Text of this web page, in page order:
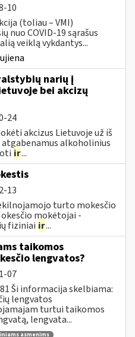
10
(toliau – VMI)
nuo COVID-19 sąrašus
veiklą vykdantys...
narių į
bei akcizų
24
akcizus Lietuvoje už iš
alkoholinius
ir...
13
turto mokesčio
mokėtojai -
fiziniai ir...
taikomos
lengvatos?
07
Ši informacija skelbiama:
lengvatos
turtui taikomos
lengvata...
asmenims